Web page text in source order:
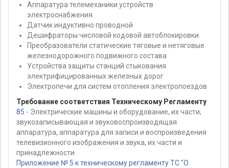
Аппаратура телемеханики устройств
электроснабжения
Датчик индуктивно проводной
Дешифраторы числовой кодовой автоблокировки
Преобразователи статические тяговые и нетяговые
железнодорожного подвижного состава
Устройства защиты станций стыкования
электрифицированных железных дорог
Электропечи для систем отопления электропоездов
Требование соответствия Техническому Регламенту
85 - Электрические машины и оборудование, их части;
звукозаписывающая и звуковоспроизводящая
аппаратура, аппаратура для записи и воспроизведения
телевизионного изображения и звука, их части и
принадлежности
Приложение № 5 к техническому регламенту ТС "О